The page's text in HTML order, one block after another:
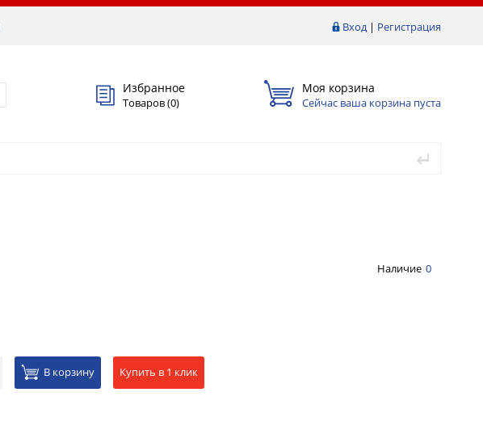
Вход| Регистрация
Избранное
Товаров (0)
Моя корзина
Сейчас ваша корзина пуста
Наличие 0
В корзину Купить в 1 клик